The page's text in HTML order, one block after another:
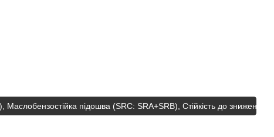
Маслобензостійка підошва (SRC: SRA+SRB), Стійкість до